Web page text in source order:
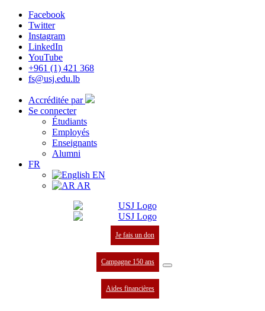
Facebook
Twitter
Instagram
LinkedIn
YouTube
+961 (1) 421 368
fs@usj.edu.lb
Accréditée par
Se connecter
Étudiants
Employés
Enseignants
Alumni
FR
EN
AR
Je fais un don
Campagne 150 ans
Aides financières